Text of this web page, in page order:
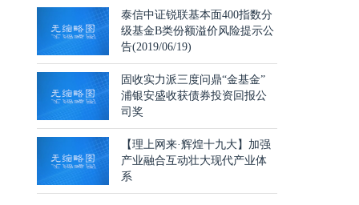
泰信中证锐联基本面400指数分
级基金B类份额溢价风险提示公
告(2019/06/19)
固收实力派三度问鼎“金基金”
浦银安盛收获债券投资回报公
司奖
【理上网来·辉煌十九大】加强
产业融合互动壮大现代产业体
系